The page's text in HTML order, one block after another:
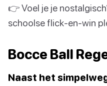
👉 Voel je je
schoolse flick-en-win
Bocce Ball
Naast het